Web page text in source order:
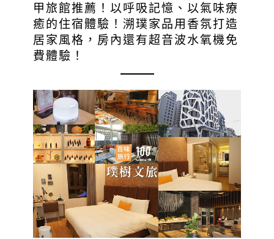
甲旅館推薦！以呼吸記憶、以氣味療
癒的住宿體驗！溯璞家品用香氛打造
居家風格，房內還有超音波水氧機免
費體驗！